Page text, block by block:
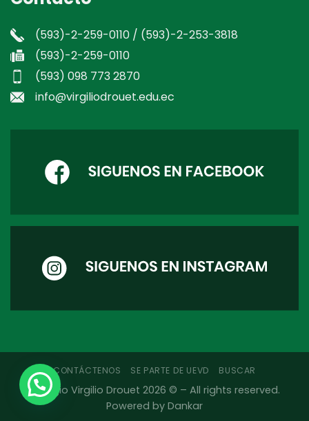
(593)-2-259-0110 / (593)-2-253-3818
(593)-2-259-0110
(593) 098 773 2870
info@virgiliodrouet.edu.ec
CONTÁCTENOS SE PARTE DE UEVD BUSCAR
Colegio Virgilio Drouet 2026 © – All rights reserved.
Powered by Dankar